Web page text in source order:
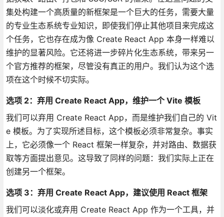
集处构建一个高质量的新框架是一个巨大的任务，需要大量
的专业生态系统专业知识，即使我们停止其他项目来完成这
个任务，它也存在成为像 Create React App 本身一样难以
维护的显著风险。它还将进一步碎片化生态系统，带来另一
个官方推荐的框架，尽管没有真正的用户。我们认为这个选
项在这个时候不切实际。
选项 2：弃用 Create React App，维护一个 Vite 模板
我们可以弃用 Create React App，而是维护我们自己的 Vit
e 模板。为了实现所述目标，这个模板必须非常复杂。事实
上，它必须像一个 React 框架一样复杂，并对路由、数据获
取等方面提出意见。这导致了同样的问题：我们实际上正在
创建另一个框架。
选项 3：弃用 Create React App，建议使用 React 框架
我们可以淡化或弃用 Create React App 作为一个工具，并